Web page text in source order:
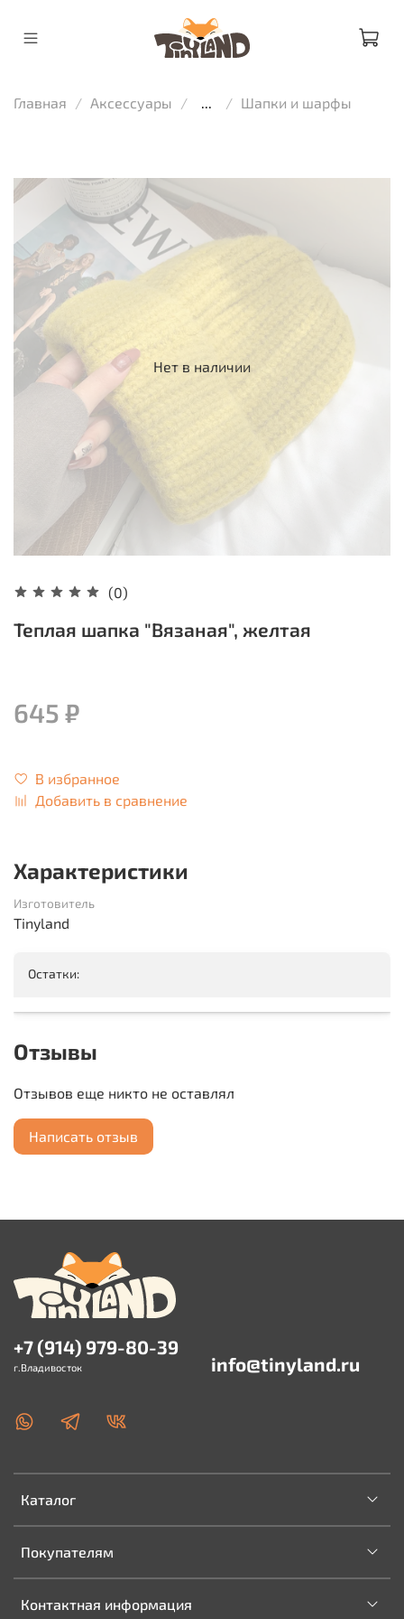
Главная Аксессуары Шапки и шарфы
Нет в наличии
(0)
Теплая шапка "Вязаная", желтая
645 ₽
В избранное
Добавить в сравнение
Характеристики
Изготовитель
Tinyland
Остатки:
Отзывы
Отзывов еще никто не оставлял
Написать отзыв
Каталог
Покупателям
Контактная информация
+7 (914) 979-80-39
г.Владивосток info@tinyland.ru